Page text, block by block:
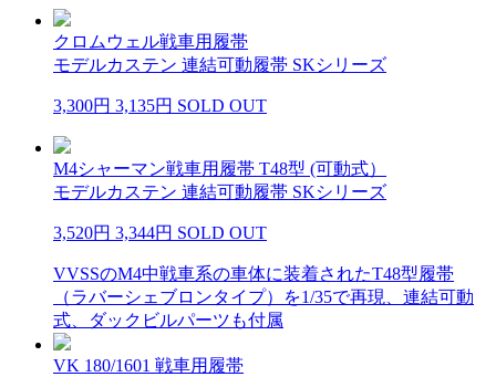
クロムウェル戦車用履帯
モデルカステン 連結可動履帯 SKシリーズ
3,300円 3,135円 SOLD OUT
M4シャーマン戦車用履帯 T48型 (可動式）
モデルカステン 連結可動履帯 SKシリーズ
3,520円 3,344円 SOLD OUT
VVSSのM4中戦車系の車体に装着されたT48型履帯
（ラバーシェブロンタイプ）を1/35で再現、連結可動
式、ダックビルパーツも付属
VK 180/1601 戦車用履帯